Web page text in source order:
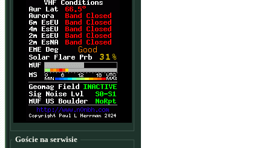
Goście na serwisie